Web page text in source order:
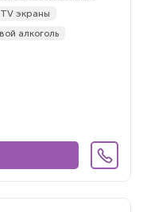
TV экраны
алкоголь